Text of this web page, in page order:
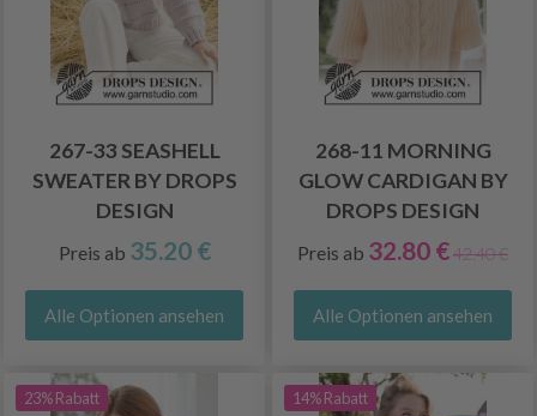
267-33 SEASHELL
SWEATER BY DROPS
DESIGN
Preis ab 35.20 €
Alle Optionen ansehen
268-11 MORNING
GLOW CARDIGAN BY
DROPS DESIGN
Preis ab 32.80 €42.40 €
Alle Optionen ansehen
23% Rabatt 14% Rabatt